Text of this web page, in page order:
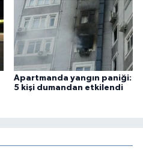
Apartmanda yangın paniği:
5 kişi dumandan etkilendi